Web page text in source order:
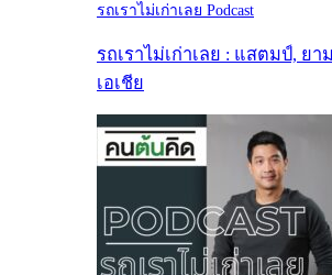
รถเราไม่เก่าเลย Podcast
รถเราไม่เก่าเลย : แสตมป์, ย
เอเชีย